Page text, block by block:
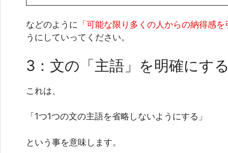
などのように 「可能な限り多くの人からの納得感
うにしていってください。
3：文の「主語」を明確にす
これは、
「1つ1つの文の主語を省略しないようにする」
という事を意味します。